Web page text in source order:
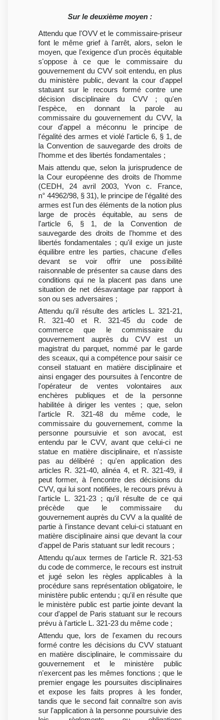
Sur le deuxième moyen :
Attendu que l'OVV et le commissaire-priseur
font le même grief à l'arrêt, alors, selon le
moyen, que l'exigence d'un procès équitable
s'oppose à ce que le commissaire du
gouvernement du CVV soit entendu, en plus
du ministère public, devant la cour d'appel
statuant sur le recours formé contre une
décision disciplinaire du CVV ; qu'en
l'espèce, en donnant la parole au
commissaire du gouvernement du CVV, la
cour d'appel a méconnu le principe de
l'égalité des armes et violé l'article 6, § 1, de
la Convention de sauvegarde des droits de
l'homme et des libertés fondamentales ;
Mais attendu que, selon la jurisprudence de
la Cour européenne des droits de l'homme
(CEDH, 24 avril 2003, Yvon c. France,
n° 44962/98, § 31), le principe de l'égalité des
armes est l'un des éléments de la notion plus
large de procès équitable, au sens de
l'article 6, § 1, de la Convention de
sauvegarde des droits de l'homme et des
libertés fondamentales ; qu'il exige un juste
équilibre entre les parties, chacune d'elles
devant se voir offrir une possibilité
raisonnable de présenter sa cause dans des
conditions qui ne la placent pas dans une
situation de net désavantage par rapport à
son ou ses adversaires ;
Attendu qu'il résulte des articles L. 321-21,
R. 321-40 et R. 321-45 du code de
commerce que le commissaire du
gouvernement auprès du CVV est un
magistrat du parquet, nommé par le garde
des sceaux, qui a compétence pour saisir ce
conseil statuant en matière disciplinaire et
ainsi engager des poursuites à l'encontre de
l'opérateur de ventes volontaires aux
enchères publiques et de la personne
habilitée à diriger les ventes ; que, selon
l'article R. 321-48 du même code, le
commissaire du gouvernement, comme la
personne poursuivie et son avocat, est
entendu par le CVV, avant que celui-ci ne
statue en matière disciplinaire, et n'assiste
pas au délibéré ; qu'en application des
articles R. 321-40, alinéa 4, et R. 321-49, il
peut former, à l'encontre des décisions du
CVV, qui lui sont notifiées, le recours prévu à
l'article L. 321-23 ; qu'il résulte de ce qui
précède que le commissaire du
gouvernement auprès du CVV a la qualité de
partie à l'instance devant celui-ci statuant en
matière disciplinaire ainsi que devant la cour
d'appel de Paris statuant sur ledit recours ;
Attendu qu'aux termes de l'article R. 321-53
du code de commerce, le recours est instruit
et jugé selon les règles applicables à la
procédure sans représentation obligatoire, le
ministère public entendu ; qu'il en résulte que
le ministère public est partie jointe devant la
cour d'appel de Paris statuant sur le recours
prévu à l'article L. 321-23 du même code ;
Attendu que, lors de l'examen du recours
formé contre les décisions du CVV statuant
en matière disciplinaire, le commissaire du
gouvernement et le ministère public
n'exercent pas les mêmes fonctions ; que le
premier engage les poursuites disciplinaires
et expose les faits propres à les fonder,
tandis que le second fait connaître son avis
sur l'application à la personne poursuivie des